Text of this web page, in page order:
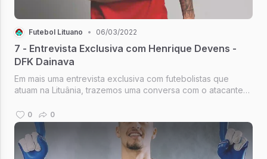
Futebol Lituano • 06/03/2022
7 - Entrevista Exclusiva com Henrique Devens -
DFK Dainava
Em mais uma entrevista exclusiva com futebolistas que
atuam na Lituânia, trazemos uma conversa com o atacante
0 0